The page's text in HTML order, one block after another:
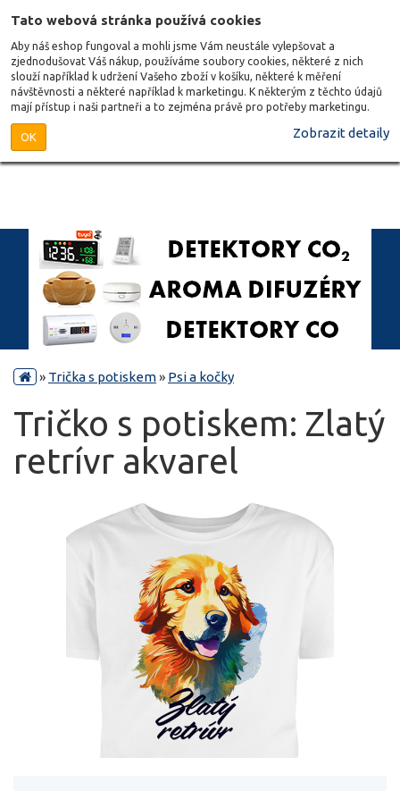
Tato webová stránka používá cookies
Aby náš eshop fungoval a mohli jsme Vám neustále vylepšovat a
zjednodušovat Váš nákup, používáme soubory cookies, některé z nich
slouží například k udržení Vašeho zboží v košíku, některé k měření
návštěvnosti a některé například k marketingu. K některým z těchto údajů
mají přístup i naši partneři a to zejména právě pro potřeby marketingu.
OK Zobrazit detaily
» Trička s potiskem» Psi a kočky
Tričko s potiskem: Zlatý
retrívr akvarel